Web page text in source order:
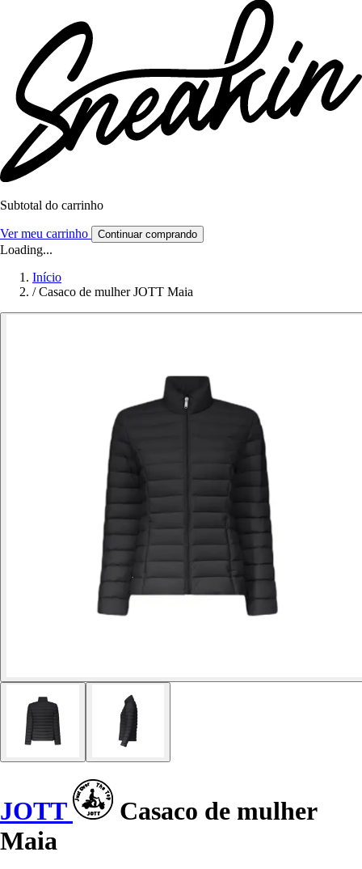
Subtotal do carrinho
Ver meu carrinho Continuar comprando
Loading...
Início
/ Casaco de mulher JOTT Maia
JOTT
Casaco de mulher
Maia